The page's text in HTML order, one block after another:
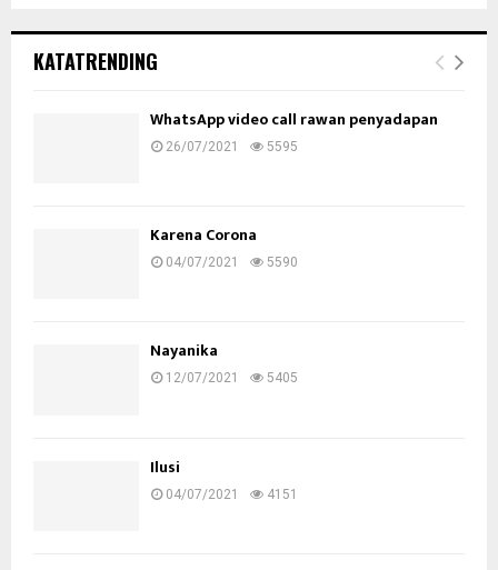
KATATRENDING
WhatsApp video call rawan penyadapan
26/07/2021 5595
Karena Corona
04/07/2021 5590
Nayanika
12/07/2021 5405
Ilusi
04/07/2021 4151